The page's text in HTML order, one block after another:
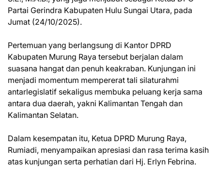
Partai Gerindra Kabupaten Hulu Sungai Utara, pada
Jumat (24/10/2025).
Pertemuan yang berlangsung di Kantor DPRD
Kabupaten Murung Raya tersebut berjalan dalam
suasana hangat dan penuh keakraban. Kunjungan ini
menjadi momentum mempererat tali silaturahmi
antarlegislatif sekaligus membuka peluang kerja sama
antara dua daerah, yakni Kalimantan Tengah dan
Kalimantan Selatan.
Dalam kesempatan itu, Ketua DPRD Murung Raya,
Rumiadi, menyampaikan apresiasi dan rasa terima kasih
atas kunjungan serta perhatian dari Hj. Erlyn Febrina.